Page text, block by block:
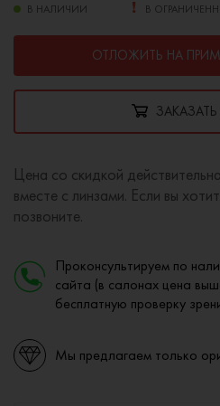
В НАЛИЧИИ В
ОТЛОЖИТЬ НА
Цена со скидкой
вместе с линзами. Если вы
позвоните.
Проконсультируем по
сайта (в салонах цена
бесплатную проверку
Мы предлагаем только